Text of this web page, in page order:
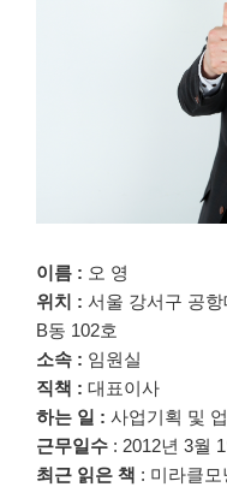
이름 : 오 영
위치 : 서울 강서구 공
B동 102호
소속 : 임원실
직책 : 대표이사
하는 일 : 사업기획 및
근무일수 : 2012년 3월
최근 읽은 책 : 미라클모